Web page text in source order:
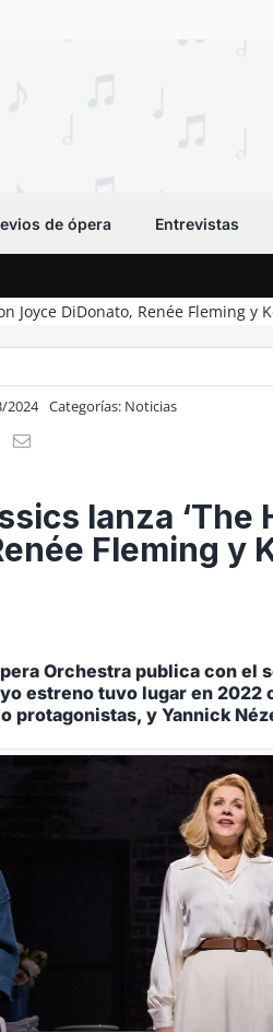
de ópera Entrevistas
Joyce DiDonato, Renée Fleming y
2024 Categorías: Noticias
lanza ‘The
Fleming y
Orchestra publica con el
estreno tuvo lugar en 2022
protagonistas, y Yannick